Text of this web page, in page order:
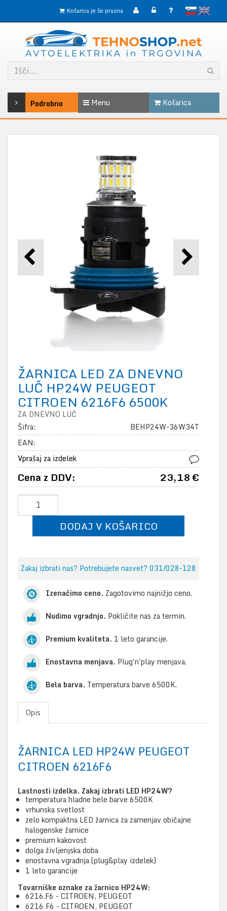
slovenskoEnglish
Košarica je še prazna
Podrobno Menu Košarica
ŽARNICA LED ZA DNEVNO
LUČ HP24W PEUGEOT
CITROEN 6216F6 6500K
ZA DNEVNO LUČ
Šifra:
BEHP24W-36W34T
EAN:
Vprašaj za izdelek
Cena z DDV: 23,18 €
DODAJ V KOŠARICO
Zakaj izbrati nas? Potrebujete nasvet? 031/028-128
Izenačimo ceno. Zagotovimo najnižjo ceno.
Nudimo vgradnjo. Pokličite nas za termin.
Premium kvaliteta. 1 leto garancije.
Enostavna menjava. Plug'n'play menjava.
Bela barva. Temperatura barve 6500K.
Opis
ŽARNICA LED HP24W PEUGEOT
CITROEN 6216F6
Lastnosti izdelka. Zakaj izbrati LED HP24W?
temperatura hladne bele barve 6500K
vrhunska svetlost
zelo kompaktna LED žarnica za zamenjav običajne
halogenske žarnice
premium kakovost
dolga življenjska doba
enostavna vgradnja (plug&play izdelek)
1 leto garancije
Tovarniške oznake za žarnico HP24W:
6216.F6 - CITROEN, PEUGEOT
6216 F6 - CITROEN, PEUGEOT